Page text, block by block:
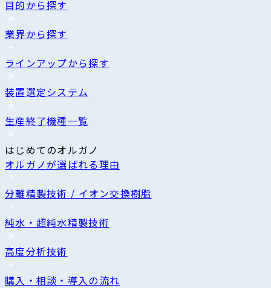
目的から探す
業界から探す
ラインアップから探す
装置選定システム
生産終了機種一覧
はじめてのオルガノ
オルガノが選ばれる理由
分離精製技術 / イオン交換樹脂
純水・超純水精製技術
高度分析技術
購入・相談・導入の流れ